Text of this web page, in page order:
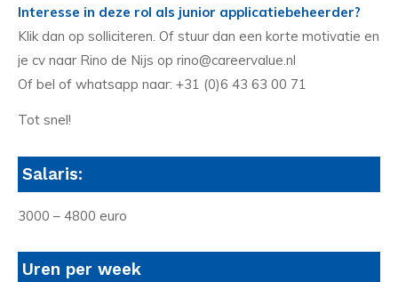
Interesse in deze rol als junior applicatiebeheerder?
Klik dan op solliciteren. Of stuur dan een korte motivatie en
je cv naar Rino de Nijs op rino@careervalue.nl
Of bel of whatsapp naar: +31 (0)6 43 63 00 71
Tot snel!
Salaris:
3000 – 4800 euro
Uren per week